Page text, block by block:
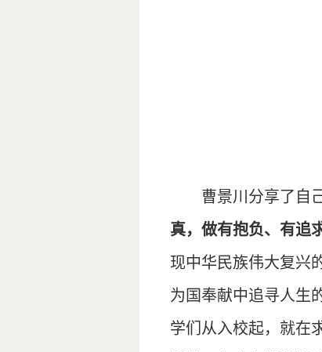
曹景川分享了自
真，做有抱负、有追
现中华民族伟大复兴
为国奉献中追寻人生
学们从入校起，就在